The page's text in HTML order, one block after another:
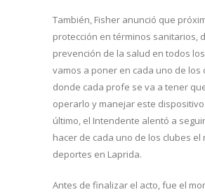
También, Fisher anunció que
protección en términos sanitarios,
prevención de la salud en todos
vamos a poner en cada uno de
donde cada profe se va a tener
operarlo y manejar este
último, el Intendente alentó a
hacer de cada uno de los clubes
deportes en Laprida.
Antes de finalizar el acto, fue el